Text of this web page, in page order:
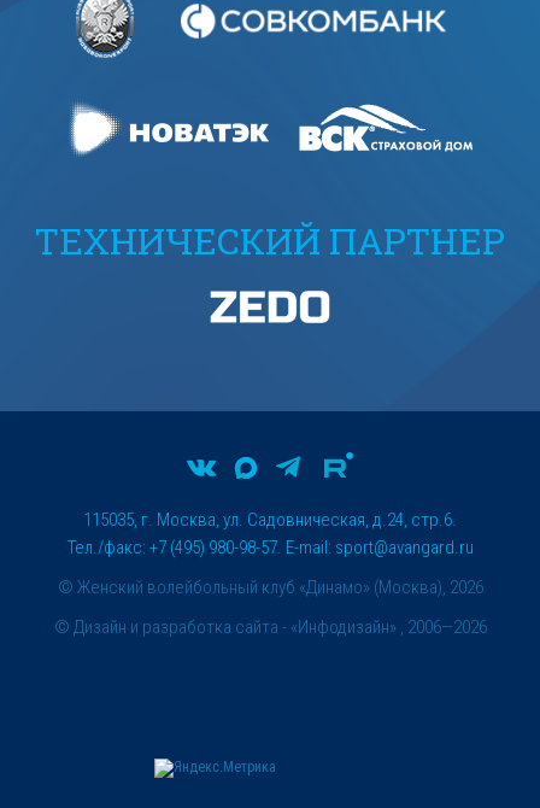
ТЕХНИЧЕСКИЙ ПАРТНЕР
© Женский волейбольный клуб «Динамо» (Москва), 2026
115035, г. Москва, ул. Садовническая, д.24, стр.6.
Тел./факс: +7 (495) 980-98-57. E-mail: sport@avangard.ru
© Дизайн и разработка сайта - «Инфодизайн» , 2006—2026